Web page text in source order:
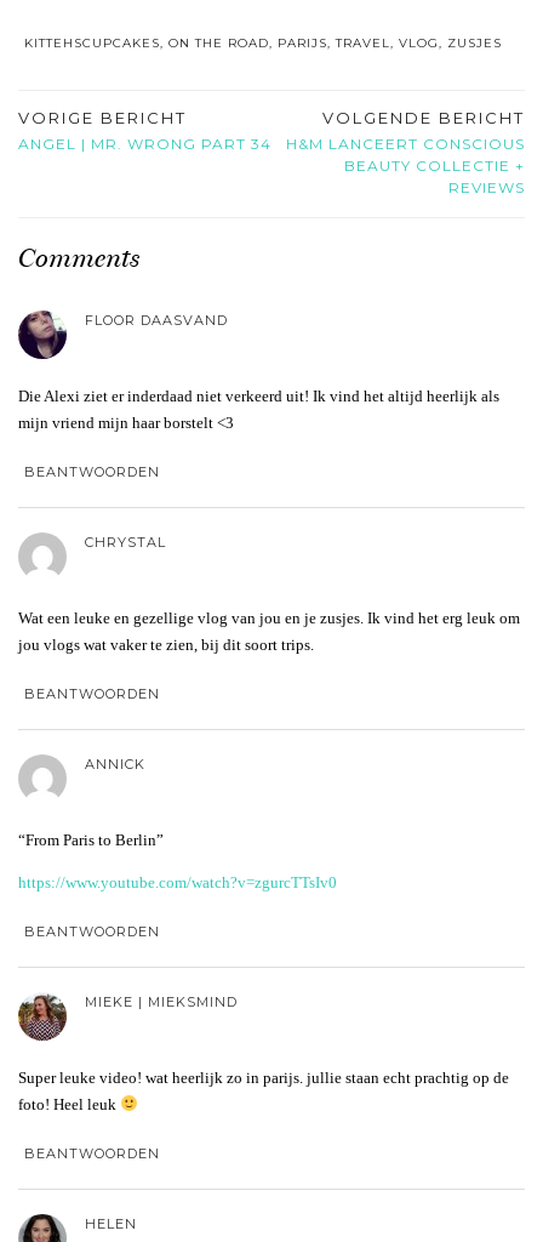
KITTEHSCUPCAKES, ON THE ROAD, PARIJS,TRAVEL, VLOG, ZUSJES
VORIGE BERICHT
ANGEL | MR. WRONG PART 34
VOLGENDE BERICHT
H&M LANCEERT CONSCIOUS
BEAUTY COLLECTIE +
REVIEWS
Comments
FLOOR DAASVAND
Die Alexi ziet er inderdaad niet verkeerd uit! Ik vind het altijd heerlijk als
mijn vriend mijn haar borstelt <3
BEANTWOORDEN
CHRYSTAL
Wat een leuke en gezellige vlog van jou en je zusjes. Ik vind het erg leuk om
jou vlogs wat vaker te zien, bij dit soort trips.
BEANTWOORDEN
ANNICK
“From Paris to Berlin”
https://www.youtube.com/watch?v=zgurcTTsIv0
BEANTWOORDEN
MIEKE | MIEKSMIND
Super leuke video! wat heerlijk zo in parijs. jullie staan echt prachtig op de
foto! Heel leuk
BEANTWOORDEN
HELEN